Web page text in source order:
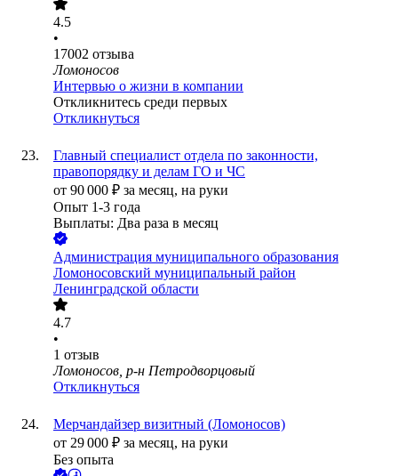
4.5
•
17002 отзыва
Ломоносов
Интервью о жизни в компании
Откликнитесь среди первых
Откликнуться
Главный специалист отдела по законности,
правопорядку и делам ГО и ЧС
от 90 000 ₽ за месяц, на руки
Опыт 1-3 года
Выплаты: Два раза в месяц
Администрация муниципального образования
Ломоносовский муниципальный район
Ленинградской области
4.7
•
1 отзыв
Ломоносов, р-н Петродворцовый
Откликнуться
Мерчандайзер визитный (Ломоносов)
от 29 000 ₽ за месяц, на руки
Без опыта